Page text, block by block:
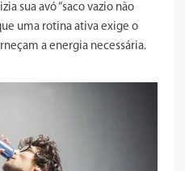
sua avó “saco vazio não
uma rotina ativa exige o
a energia necessária.